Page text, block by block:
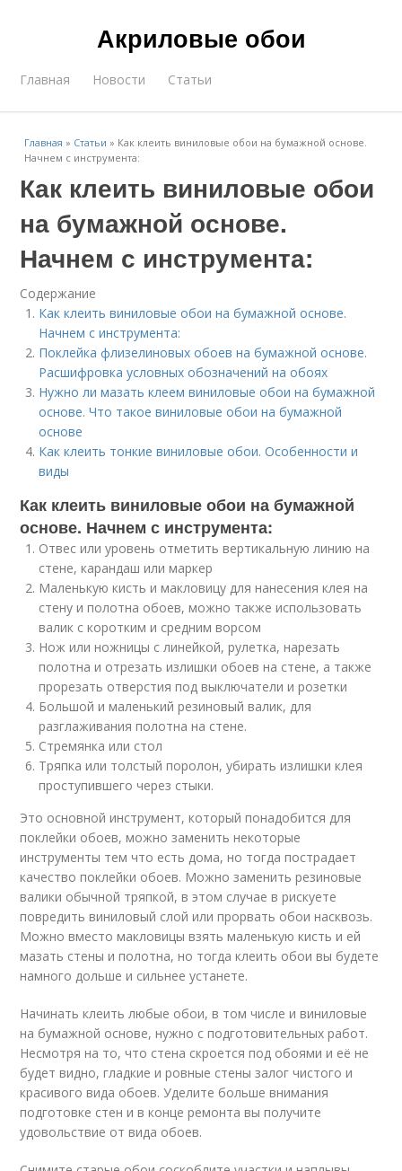
Акриловые обои
Главная Новости Статьи
Главная » Статьи » Как клеить виниловые обои на бумажной основе.
Начнем с инструмента:
Как клеить виниловые обои
на бумажной основе.
Начнем с инструмента:
Содержание
Как клеить виниловые обои на бумажной основе.
Начнем с инструмента:
Поклейка флизелиновых обоев на бумажной основе.
Расшифровка условных обозначений на обоях
Нужно ли мазать клеем виниловые обои на бумажной
основе. Что такое виниловые обои на бумажной
основе
Как клеить тонкие виниловые обои. Особенности и
виды
Как клеить виниловые обои на бумажной
основе. Начнем с инструмента:
Отвес или уровень отметить вертикальную линию на
стене, карандаш или маркер
Маленькую кисть и макловицу для нанесения клея на
стену и полотна обоев, можно также использовать
валик с коротким и средним ворсом
Нож или ножницы с линейкой, рулетка, нарезать
полотна и отрезать излишки обоев на стене, а также
прорезать отверстия под выключатели и розетки
Большой и маленький резиновый валик, для
разглаживания полотна на стене.
Стремянка или стол
Тряпка или толстый поролон, убирать излишки клея
проступившего через стыки.
Это основной инструмент, который понадобится для
поклейки обоев, можно заменить некоторые
инструменты тем что есть дома, но тогда пострадает
качество поклейки обоев. Можно заменить резиновые
валики обычной тряпкой, в этом случае в рискуете
повредить виниловый слой или прорвать обои насквозь.
Можно вместо макловицы взять маленькую кисть и ей
мазать стены и полотна, но тогда клеить обои вы будете
намного дольше и сильнее устанете.
Начинать клеить любые обои, в том числе и виниловые
на бумажной основе, нужно с подготовительных работ.
Несмотря на то, что стена скроется под обоями и её не
будет видно, гладкие и ровные стены залог чистого и
красивого вида обоев. Уделите больше внимания
подготовке стен и в конце ремонта вы получите
удовольствие от вида обоев.